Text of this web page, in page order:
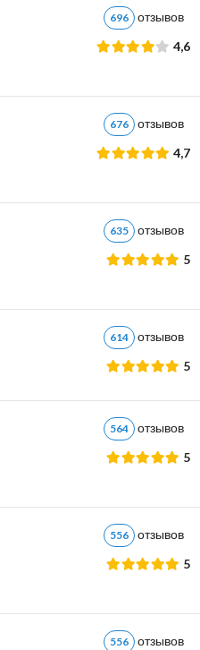
696
4,6
676
4,7
635
5
614
5
564
5
556
5
556